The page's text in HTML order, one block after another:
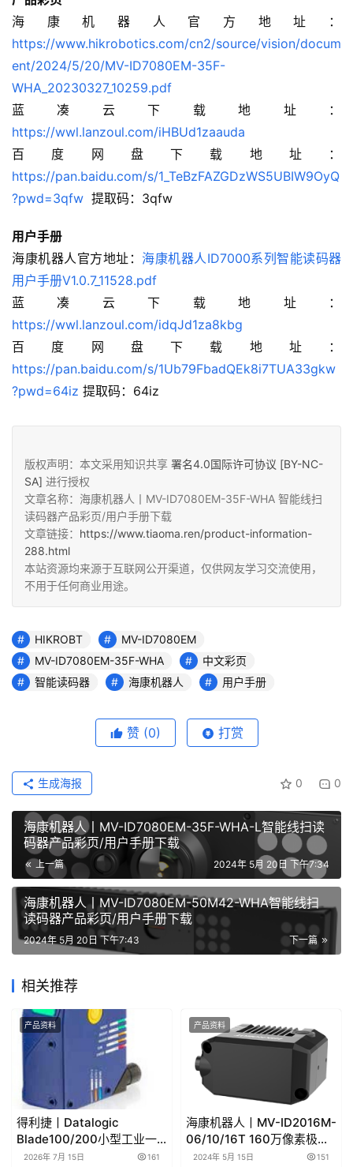
海康机器人官方地址：
https://www.hikrobotics.com/cn2/source/vision/docum
ent/2024/5/20/MV-ID7080EM-35F-
WHA_20230327_10259.pdf
蓝凑云下载地址：
https://wwl.lanzoul.com/iHBUd1zaauda
https://pan.baidu.com/s/1_TeBzFAZGDzWS5UBIW9OyQ
?pwd=3qfw 提取码：3qfw
用户手册
海康机器人官方地址： 海康机器人ID7000系列智能读码器
用户手册V1.0.7_11528.pdf
蓝凑云下载地址：
https://wwl.lanzoul.com/idqJd1za8kbg
百度网盘下载地址：
https://pan.baidu.com/s/1Ub79FbadQEk8i7TUA33gkw
?pwd=64iz 提取码：64iz
版权声明：本文采用知识共享 署名4.0国际许可协议 [BY-NC-
SA] 进行授权
文章名称：海康机器人丨MV-ID7080EM-35F-WHA 智能线扫
读码器产品彩页/用户手册下载
文章链接： https://www.tiaoma.ren/product-information-
288.html
本站资源均来源于互联网公开渠道，仅供网友学习交流使用，
不用于任何商业用途。
HIKROBT
MV-ID7080EM
MV-ID7080EM-35F-WHA
中文彩页
智能读码器
海康机器人 用户手册
赞 (0) 打赏
0 0
生成海报
海康机器人丨MV-ID7080EM-35F-WHA-L智能线扫读
码器产品彩页/用户手册下载
上一篇 2024年 5月 20日 下午7:34
海康机器人丨MV-ID7080EM-50M42-WHA智能线扫
读码器产品彩页/用户手册下载
下一篇
2024年 5月 20日 下午7:43
相关推荐
产品资料
得利捷丨Datalogic
Blade100/200小型工业一
维读码器产品彩页和产品手
2026年 7月 15日 161
产品资料
海康机器人丨MV-ID2016M-
06/10/16T 160万像素极小
型智能读码器产品彩页/用户
2024年 5月 15日 151